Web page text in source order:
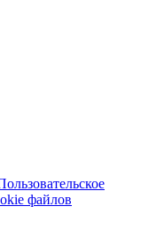
файлов